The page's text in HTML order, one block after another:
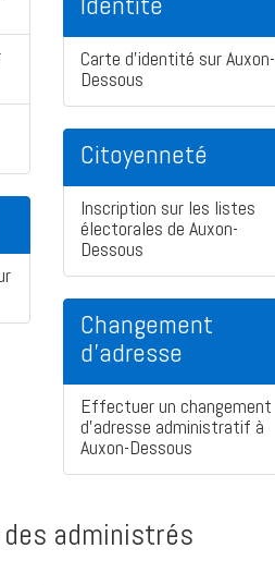
Carte d'identité sur Auxon-
Dessous
Citoyenneté
Inscription sur les listes
électorales de Auxon-
Dessous
Changement
d'adresse
Effectuer un changement
d'adresse administratif à
Auxon-Dessous
administrés